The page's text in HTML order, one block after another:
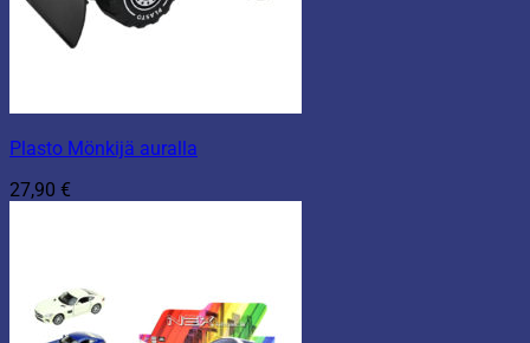
Plasto Mönkijä auralla
27,90 €